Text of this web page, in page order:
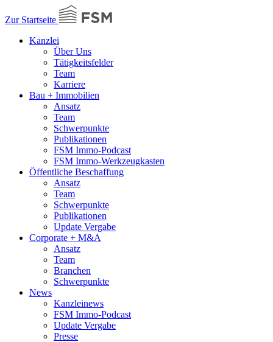
Zur Startseite
Kanzlei
Über Uns
Tätigkeitsfelder
Team
Karriere
Bau + Immobilien
Ansatz
Team
Schwerpunkte
Publikationen
FSM Immo-Podcast
FSM Immo-Werkzeugkasten
Öffentliche Beschaffung
Ansatz
Team
Schwerpunkte
Publikationen
Update Vergabe
Corporate + M&A
Ansatz
Team
Branchen
Schwerpunkte
News
Kanzleinews
FSM Immo-Podcast
Update Vergabe
Presse